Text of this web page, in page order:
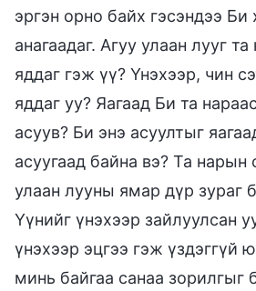
эргэн орно байх гэсэндээ Би
анагаадаг. Агуу улаан лууг
яддаг гэж үү? Үнэхээр, чин
яддаг уу? Яагаад Би та
асуув? Би энэ асуултыг
асуугаад байна вэ? Та нарын
улаан лууны ямар дүр зураг
Үүнийг үнэхээр зайлуулсан
үнэхээр эцгээ гэж үздэггүй
минь байгаа санаа зорилгыг